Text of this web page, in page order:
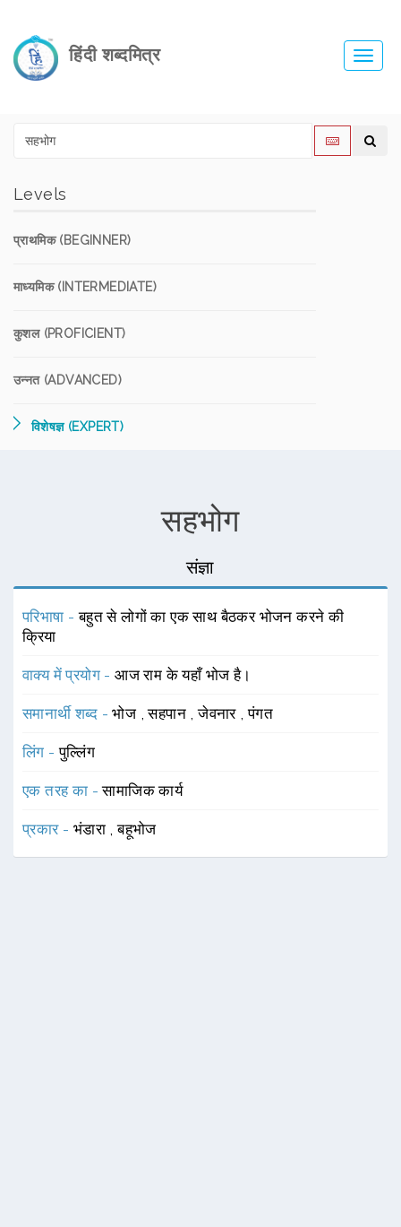
हिंदी शब्दमित्र
Levels
प्राथमिक (BEGINNER)
माध्यमिक (INTERMEDIATE)
कुशल (PROFICIENT)
उन्नत (ADVANCED)
विशेषज्ञ (EXPERT)
सहभोग
संज्ञा
परिभाषा -बहुत से लोगों का एक साथ बैठकर भोजन करने की
क्रिया
वाक्य में प्रयोग -आज राम के यहाँ भोज है।
समानार्थी शब्द -भोज ,सहपान ,जेवनार ,पंगत
लिंग -पुल्लिंग
एक तरह का -सामाजिक कार्य
प्रकार - भंडारा ,बहूभोज